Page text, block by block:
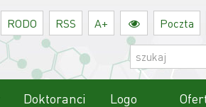
HRRODO RSS A+ Poczta
Szukaj:
Doktoranci
Logo